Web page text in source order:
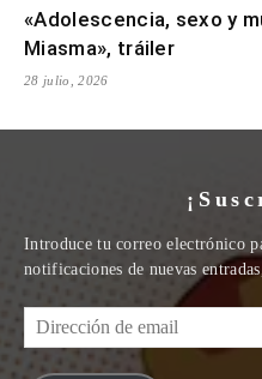
«Adolescencia, sexo y
Miasma», tráiler
28 julio, 2026
Introduce tu correo electrónico
notificaciones de nuevas
Dirección
de
email